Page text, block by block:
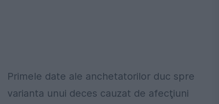
Primele date ale anchetatorilor duc spre
varianta unui deces cauzat de afecţiuni